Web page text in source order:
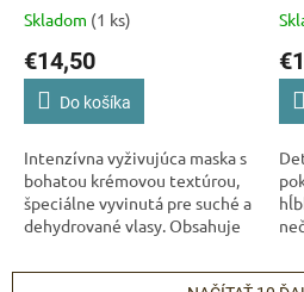
olejom a glycerínom 1 000
Skladom (1 ks)
€14,50
Do košíka
Intenzívna vyživujúca maska s
bohatou krémovou textúrou,
špeciálne vyvinutá pre suché a
dehydrované vlasy. Obsahuje
ktoré dodávajú vlasom
Powered by